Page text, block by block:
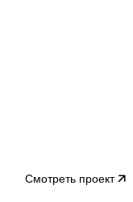
Смотреть проект